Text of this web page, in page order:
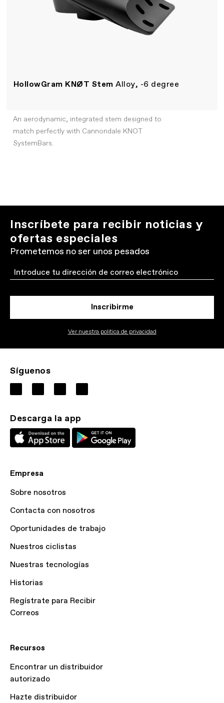
HollowGram KNØT StemAlloy, -6 degree
An aerodynamic, integrated stem designed to
match perfectly with Cannondale KNOT
SystemBars.
Inscríbete para recibir noticias y
ofertas especiales
Prometemos no ser unos pesados
Email
Inscribirme
Ver nuestra politica de privacidad
Síguenos
Descarga la app
Empresa
Sobre nosotros
Contacta con nosotros
Oportunidades de trabajo
Nuestros ciclistas
Nuestras tecnologías
Historias
Regístrate para Recibir
Correos
Recursos
Encontrar un distribuidor
autorizado
Hazte distribuidor